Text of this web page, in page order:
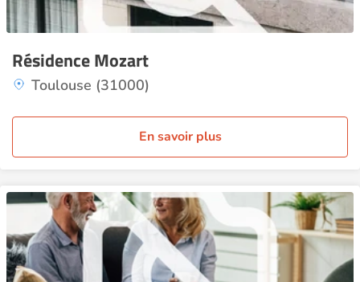
Résidence Mozart
Toulouse (31000)
En savoir plus